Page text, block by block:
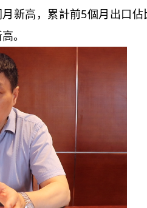
新高，累計前5個月出口佔
。